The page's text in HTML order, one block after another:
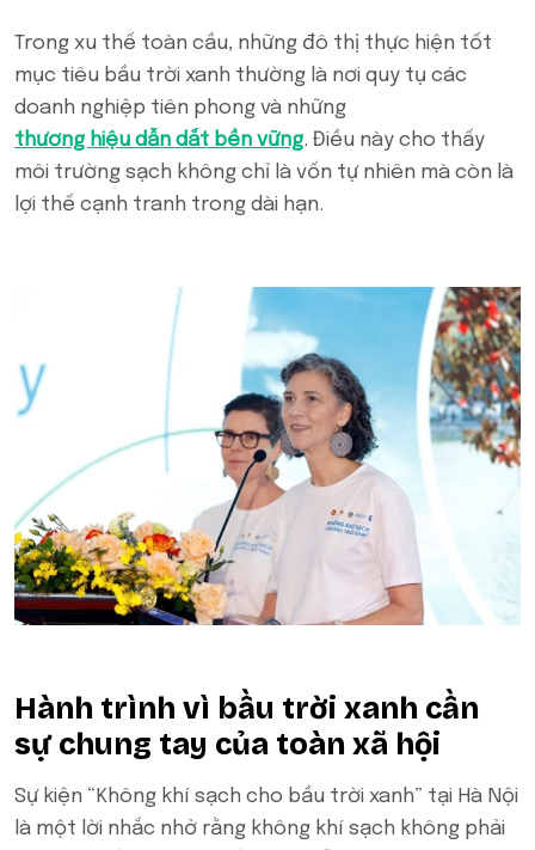
Trong xu thế toàn cầu, những đô thị thực hiện tốt
mục tiêu bầu trời xanh thường là nơi quy tụ các
doanh nghiệp tiên phong và những
thương hiệu dẫn dắt bền vững. Điều này cho thấy
môi trường sạch không chỉ là vốn tự nhiên mà còn là
lợi thế cạnh tranh trong dài hạn.
Hành trình vì bầu trời xanh cần
sự chung tay của toàn xã hội
Sự kiện “Không khí sạch cho bầu trời xanh” tại Hà Nội
là một lời nhắc nhở rằng không khí sạch không phải